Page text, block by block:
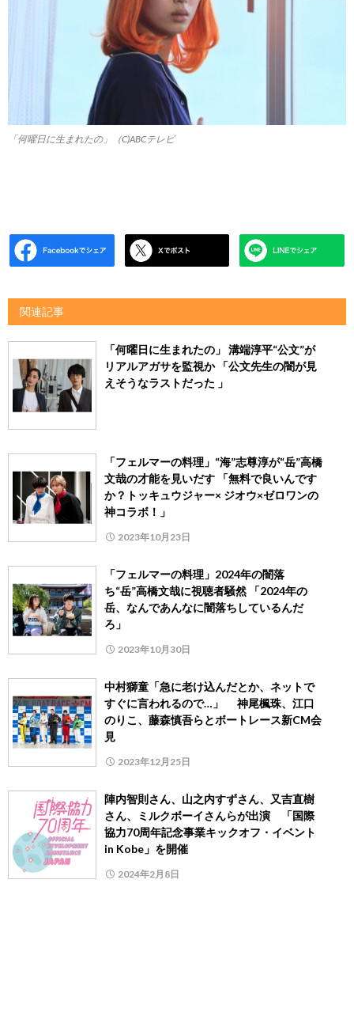
「何曜日に生まれたの」︎（C)ABCテレビ
関連記事
「何曜日に生まれたの」 溝端淳平“公文”が
リアルアガサを監視か 「公文先生の闇が見
えそうなラストだった 」
「フェルマーの料理」“海”志尊淳が“岳”高橋
文哉の才能を見いだす 「無料で良いんです
か？トッキュウジャー× ジオウ×ゼロワンの
神コラボ！」
2023年10月23日
「フェルマーの料理」2024年の闇落
ち“岳”高橋文哉に視聴者騒然 「2024年の
岳、なんであんなに闇落ちしているんだ
ろ」
2023年10月30日
中村獅童「急に老け込んだとか、ネットで
すぐに言われるので…」 神尾楓珠、江口
のりこ、藤森慎吾らとボートレース新CM会
見
2023年12月25日
陣内智則さん、山之内すずさん、又吉直樹
さん、ミルクボーイさんらが出演 「国際
協力70周年記念事業キックオフ・イベント
in Kobe」を開催
2024年2月8日